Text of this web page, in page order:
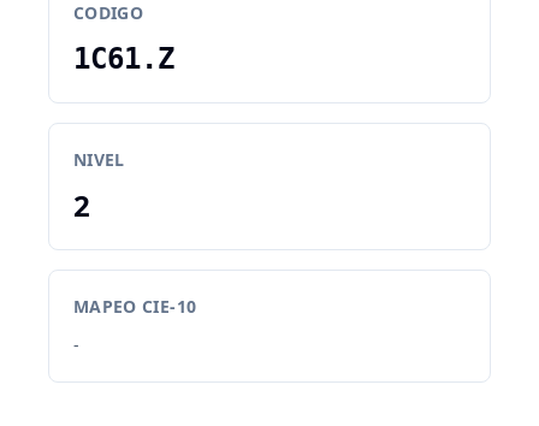
CODIGO
1C61.Z
NIVEL
2
MAPEO CIE-10
-